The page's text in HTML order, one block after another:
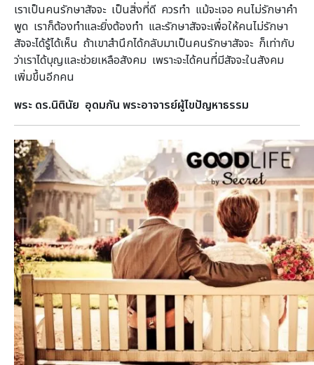
เราเป็นคนรักษาสัจจะ เป็นสิ่งที่ดี ควรทำ แม้จะเจอ คนไม่รักษาคำ
พูด เราก็ต้องทำและยิ่งต้องทำ และรักษาสัจจะเพื่อให้คนไม่รักษา
สัจจะได้รู้ได้เห็น ถ้าเขาสำนึกได้กลับมาเป็นคนรักษาสัจจะ ก็เท่ากับ
ว่าเราได้บุญและช่วยเหลือสังคม เพราะจะได้คนที่มีสัจจะในสังคม
เพิ่มขึ้นอีกคน
พระ ดร.นิตินัย อุดมกัน พระอาจารย์ผู้ไขปัญหาธรรม